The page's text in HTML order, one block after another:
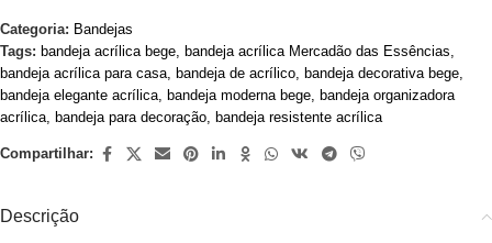
Categoria: Bandejas
Tags: bandeja acrílica bege bandeja acrílica Mercadão das Essências
bandeja acrílica para casa bandeja de acrílico bandeja decorativa bege
bandeja elegante acrílica bandeja moderna bege bandeja organizadora
acrílica bandeja para decoração bandeja resistente acrílica
Compartilhar:
Descrição